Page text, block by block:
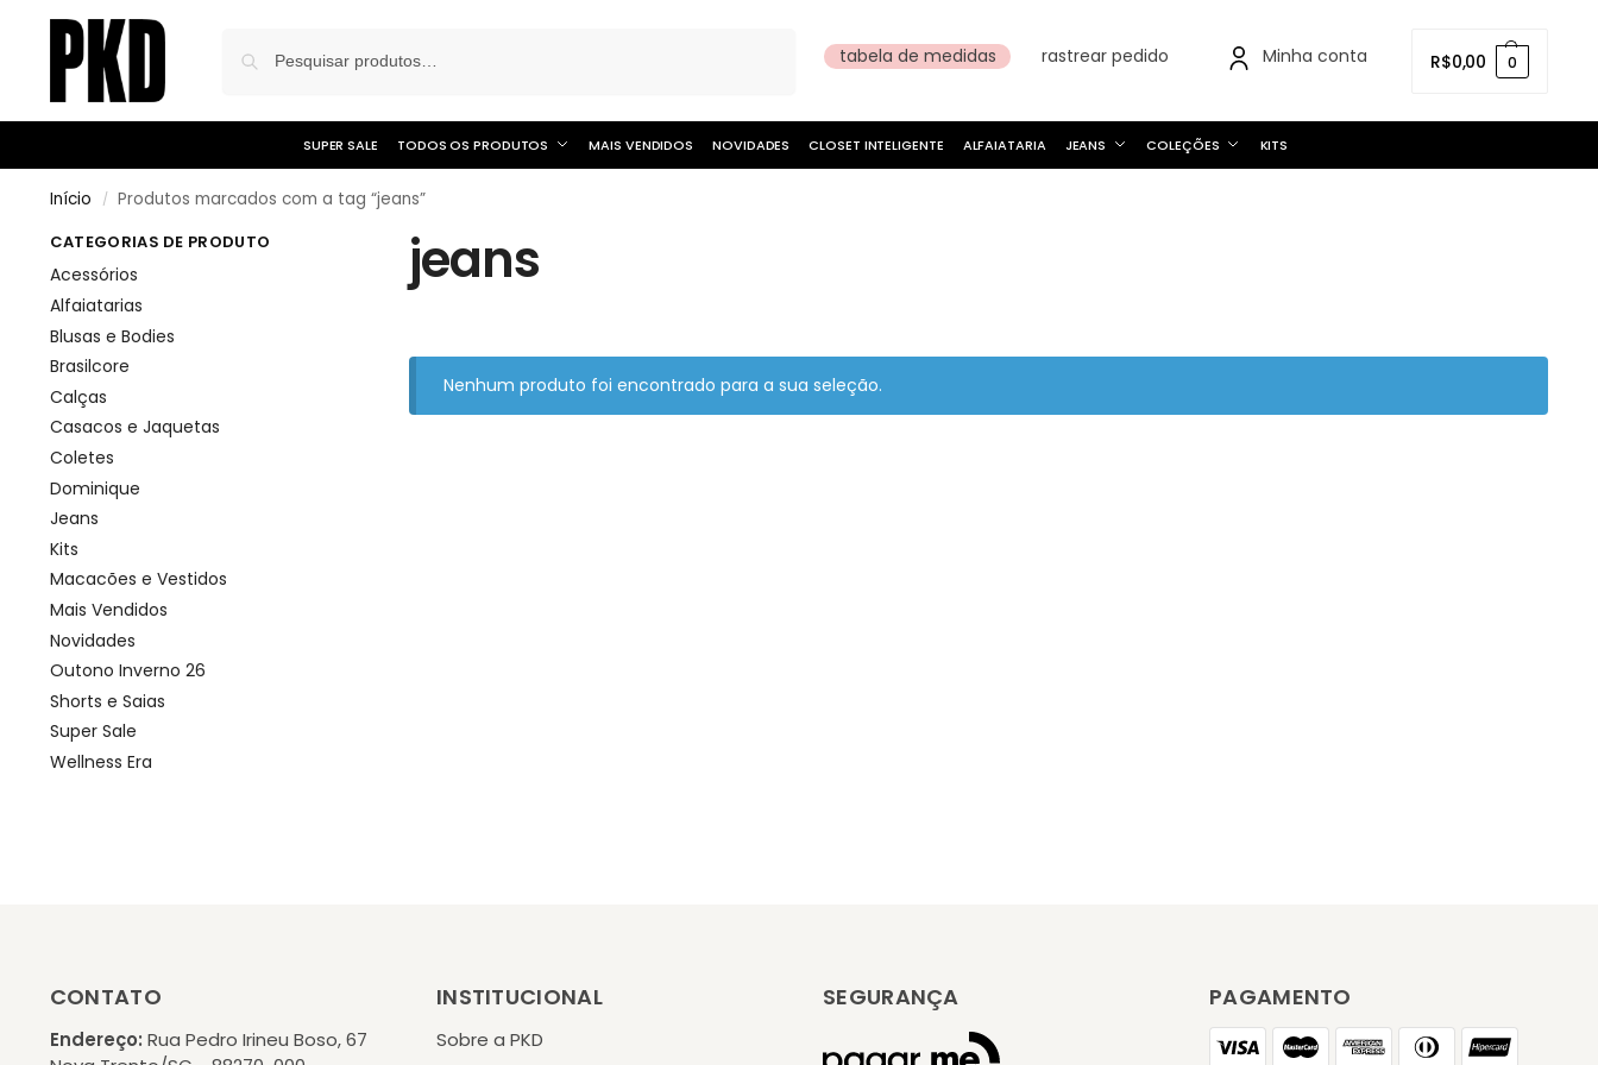
tabela de medidas rastrear pedido Minha conta R$0,00 0
SUPER SALE TODOS OS PRODUTOS MAIS VENDIDOS NOVIDADES CLOSET INTELIGENTE ALFAIATARIA JEANS COLEÇÕES KITS
Início / Produtos marcados com a tag “jeans”
jeans
Nenhum produto foi encontrado para a sua seleção.
CATEGORIAS DE PRODUTO
Acessórios
Alfaiatarias
Blusas e Bodies
Brasilcore
Calças
Casacos e Jaquetas
Coletes
Dominique
Jeans
Kits
Macacões e Vestidos
Mais Vendidos
Novidades
Outono Inverno 26
Shorts e Saias
Super Sale
Wellness Era
CONTATO
Endereço: Rua Pedro Irineu Boso, 67
INSTITUCIONAL
Sobre a PKD
SEGURANÇA PAGAMENTO